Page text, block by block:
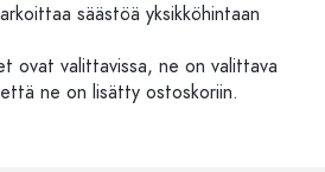
säästöä yksikköhintaan
ovat valittavissa, ne on valittava
ne on lisätty ostoskoriin.